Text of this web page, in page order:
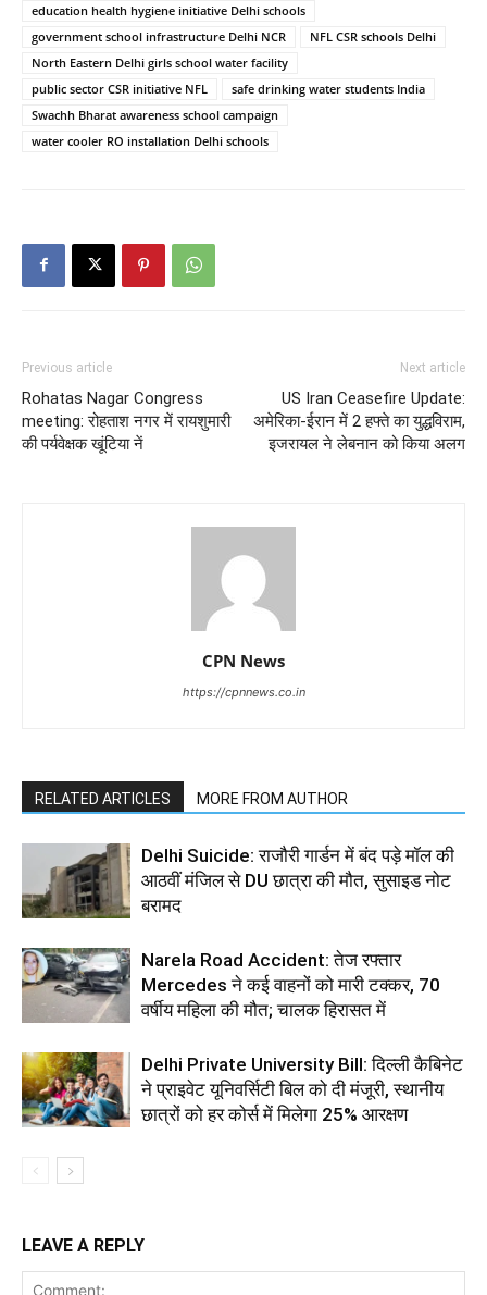
education health hygiene initiative Delhi schools
government school infrastructure Delhi NCR
NFL CSR schools Delhi
North Eastern Delhi girls school water facility
public sector CSR initiative NFL
safe drinking water students India
Swachh Bharat awareness school campaign
water cooler RO installation Delhi schools
Previous article
Rohatas Nagar Congress
meeting: रोहताश नगर में रायशुमारी
की पर्यवेक्षक खूंटिया नें
Next article
US Iran Ceasefire Update:
अमेरिका-ईरान में 2 हफ्ते का युद्धविराम,
इजरायल ने लेबनान को किया अलग
CPN News
https://cpnnews.co.in
RELATED ARTICLES MORE FROM AUTHOR
Delhi Suicide: राजौरी गार्डन में बंद पड़े मॉल की
आठवीं मंजिल से DU छात्रा की मौत, सुसाइड नोट
बरामद
Narela Road Accident: तेज रफ्तार
Mercedes ने कई वाहनों को मारी टक्कर, 70
वर्षीय महिला की मौत; चालक हिरासत में
Delhi Private University Bill: दिल्ली कैबिनेट
ने प्राइवेट यूनिवर्सिटी बिल को दी मंजूरी, स्थानीय
छात्रों को हर कोर्स में मिलेगा 25% आरक्षण
LEAVE A REPLY